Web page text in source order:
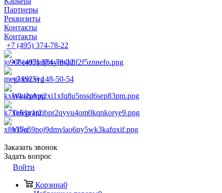
Партнеры
Реквизиты
Контакты
Контакты
+7 (495) 374-78-22
+7 (495) 374-78-22
+7 (925) 148-50-54
WhatsApp
Telegram
Viber
Заказать звонок
Задать вопрос
Войти
Корзина0